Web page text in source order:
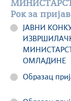
Рок за
ЈАВНИ
ОМЛАДИНЕ
Образац